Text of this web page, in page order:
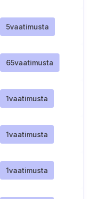
5vaatimusta
65vaatimusta
1vaatimusta
1vaatimusta
1vaatimusta